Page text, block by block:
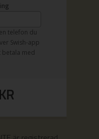
telefon du
Swish-app
betala med
KR